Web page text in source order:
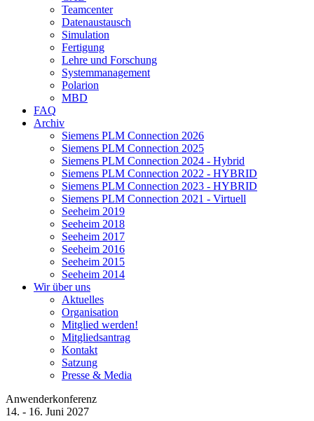
Teamcenter
Datenaustausch
Simulation
Fertigung
Lehre und Forschung
Systemmanagement
Polarion
MBD
FAQ
Archiv
Siemens PLM Connection 2026
Siemens PLM Connection 2025
Siemens PLM Connection 2024 - Hybrid
Siemens PLM Connection 2022 - HYBRID
Siemens PLM Connection 2023 - HYBRID
Siemens PLM Connection 2021 - Virtuell
Seeheim 2019
Seeheim 2018
Seeheim 2017
Seeheim 2016
Seeheim 2015
Seeheim 2014
Wir über uns
Aktuelles
Organisation
Mitglied werden!
Mitgliedsantrag
Kontakt
Satzung
Presse & Media
Anwenderkonferenz
14. - 16. Juni 2027